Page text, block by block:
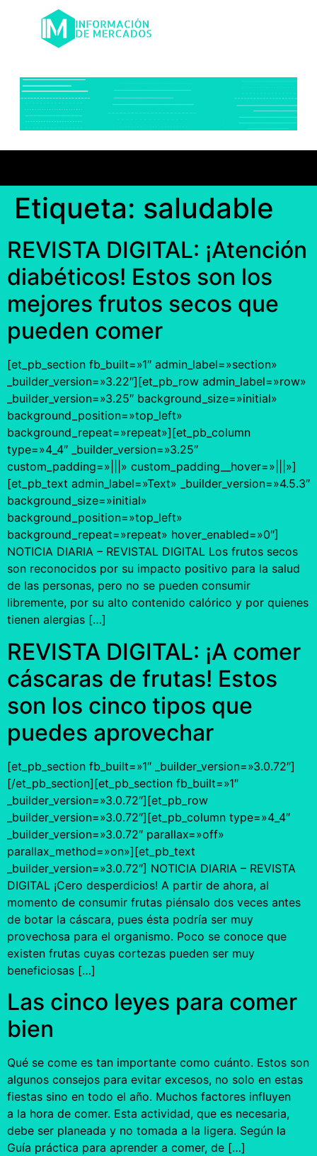
Etiqueta: saludable
REVISTA DIGITAL: ¡Atención
diabéticos! Estos son los
mejores frutos secos que
pueden comer
[et_pb_section fb_built=»1″ admin_label=»section»
_builder_version=»3.22″][et_pb_row admin_label=»row»
_builder_version=»3.25″ background_size=»initial»
background_position=»top_left»
background_repeat=»repeat»][et_pb_column
type=»4_4″ _builder_version=»3.25″
custom_padding=»|||» custom_padding__hover=»|||»]
[et_pb_text admin_label=»Text» _builder_version=»4.5.3″
background_size=»initial»
background_position=»top_left»
background_repeat=»repeat» hover_enabled=»0″]
NOTICIA DIARIA – REVISTAL DIGITAL Los frutos secos
son reconocidos por su impacto positivo para la salud
de las personas, pero no se pueden consumir
libremente, por su alto contenido calórico y por quienes
tienen alergias […]
REVISTA DIGITAL: ¡A comer
cáscaras de frutas! Estos
son los cinco tipos que
puedes aprovechar
[et_pb_section fb_built=»1″ _builder_version=»3.0.72″]
[/et_pb_section][et_pb_section fb_built=»1″
_builder_version=»3.0.72″][et_pb_row
_builder_version=»3.0.72″][et_pb_column type=»4_4″
_builder_version=»3.0.72″ parallax=»off»
parallax_method=»on»][et_pb_text
_builder_version=»3.0.72″] NOTICIA DIARIA – REVISTA
DIGITAL ¡Cero desperdicios! A partir de ahora, al
momento de consumir frutas piénsalo dos veces antes
de botar la cáscara, pues ésta podría ser muy
provechosa para el organismo. Poco se conoce que
existen frutas cuyas cortezas pueden ser muy
beneficiosas […]
Las cinco leyes para comer
bien
Qué se come es tan importante como cuánto. Estos son
algunos consejos para evitar excesos, no solo en estas
fiestas sino en todo el año. Muchos factores influyen
a la hora de comer. Esta actividad, que es necesaria,
debe ser planeada y no tomada a la ligera. Según la
Guía práctica para aprender a comer, de […]